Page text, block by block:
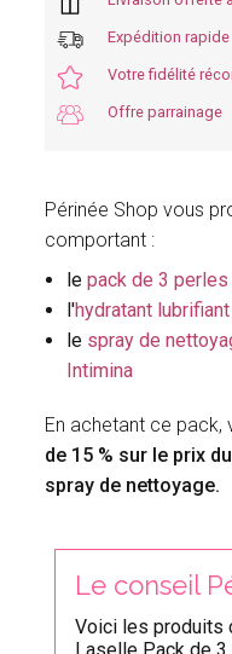
Expédition
Votre fidélité
Offre parrainage
Périnée Shop vous
comportant :
le pack de 3
l'hydratant
le spray de
Intimina
En achetant ce pack,
de 15 % sur le prix
spray de nettoyage.
Le conseil
Voici les produits